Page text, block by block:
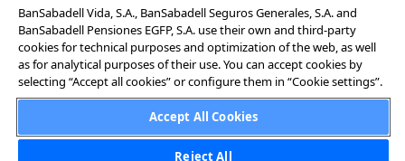
Coberturas y servicios sujetos a los términos,
condiciones, limitaciones y exclusiones aplicables a
su seguro establecidos en las condiciones
particulares y generales.
son seguros mediados por BanSabadell Mediación,
Operador de Banca-Seguros Vinculado del Grupo
BanSabadell Vida, S.A., BanSabadell Seguros Generales, S.A. and
BanSabadell Pensiones EGFP, S.A. use their own and third-party
cookies for technical purposes and optimization of the web, as well
as for analytical purposes of their use. You can accept cookies by
selecting “Accept all cookies” or configure them in “Cookie settings”.
Accept All Cookies
Reject All